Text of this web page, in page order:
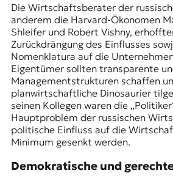
e
u
r
o
p
a
Die Wirtschaftsberater der
anderem die Harvard-Ökonomen
Shleifer und Robert Vishny,
Zurückdrängung des Einflusses
Nomenklatura auf die
Eigentümer sollten transparente
Managementstrukturen schaffen
planwirtschaftliche Dinosaurier
seinen Kollegen waren die
Hauptproblem der russischen
politische Einfluss auf die
Minimum gesenkt werden.
Demokratische und